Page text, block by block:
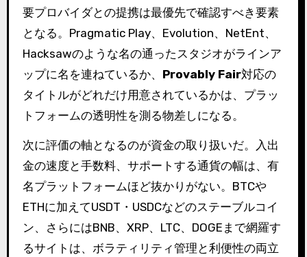
要プロバイダとの提携は最優先で確認すべき要素
となる。Pragmatic Play、Evolution、NetEnt、
Hacksawのような名の通ったスタジオがラインア
ップに名を連ねているか、 Provably Fair対応の
タイトルがどれだけ用意されているかは、プラッ
トフォームの透明性を測る物差しになる。
次に評価の軸となるのが資金の取り扱いだ。入出
金の速度と手数料、サポートする通貨の幅は、有
名プラットフォームほど抜かりがない。BTCや
ETHに加えてUSDT・USDCなどのステーブルコイ
ン、さらにはBNB、XRP、LTC、DOGEまで網羅す
るサイトは、ボラティリティ管理と利便性の両立